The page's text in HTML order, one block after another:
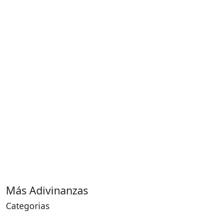
Más Adivinanzas
Categorias